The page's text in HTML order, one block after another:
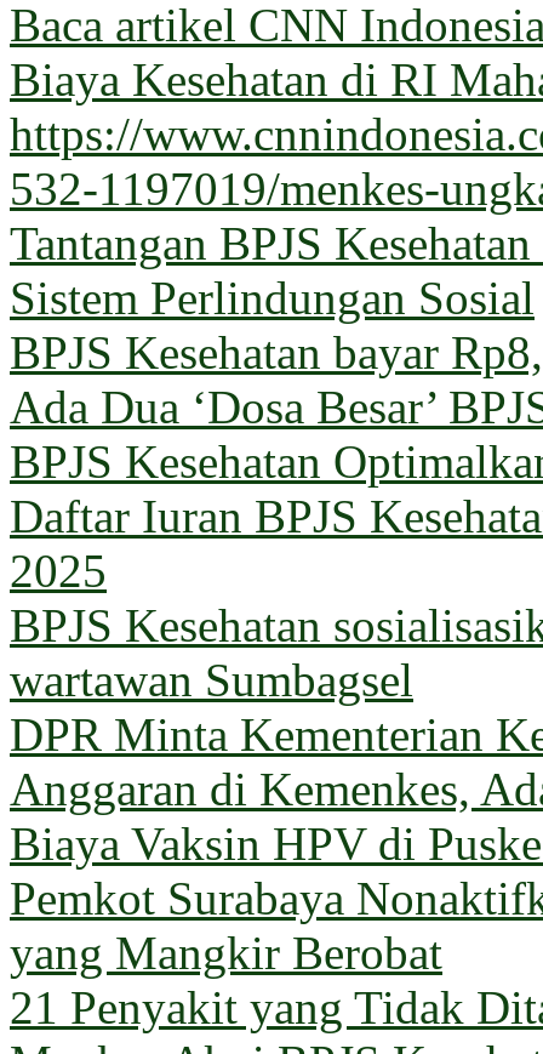
Baca artikel CNN
Biaya Kesehatan di RI
https://
532-1197019/menkes-
Tantangan BPJS
Sistem Perlindungan Sosial
BPJS Kesehatan bayar
Ada Dua ‘Dosa Besar’
BPJS Kesehatan
Daftar Iuran BPJS
2025
BPJS Kesehatan
wartawan Sumbagsel
DPR Minta Kementerian
Anggaran di Kemenkes,
Biaya Vaksin HPV di
Pemkot Surabaya
yang Mangkir Berobat
21 Penyakit yang Tidak